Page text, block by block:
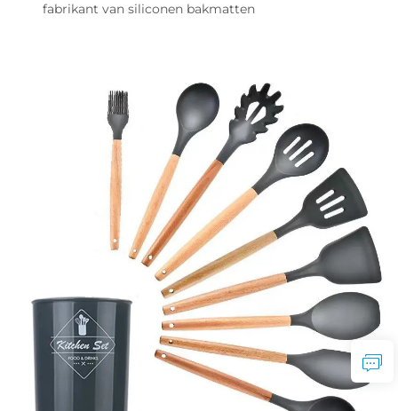
fabrikant van siliconen bakmatten